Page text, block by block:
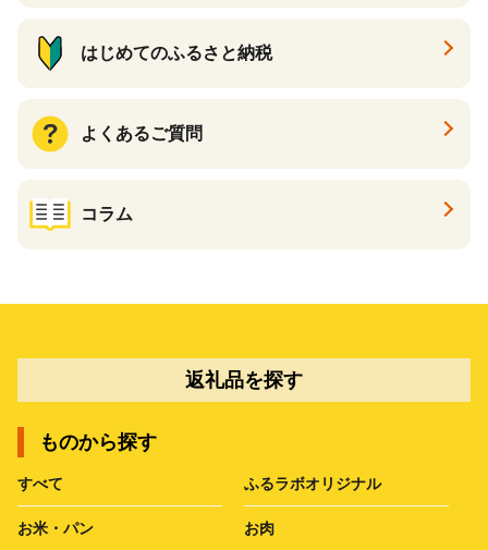
はじめてのふるさと納税
よくあるご質問
コラム
返礼品を探す
ものから探す
すべて ふるラボオリジナル
お米・パン お肉